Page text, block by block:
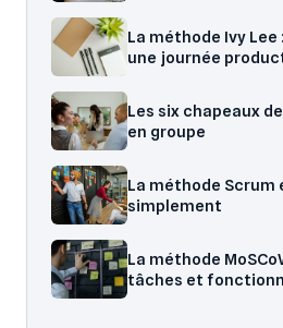
La méthode Ivy
une journée
Les six chapeaux
en groupe
La méthode Scrum
simplement
La méthode
tâches et